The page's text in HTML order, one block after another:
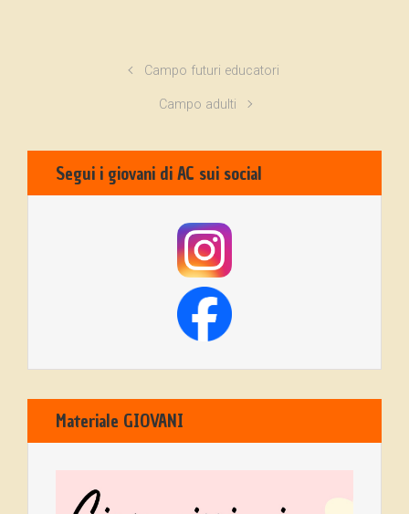
Campo futuri educatori
Campo adulti
Segui i giovani di AC sui social
Materiale GIOVANI